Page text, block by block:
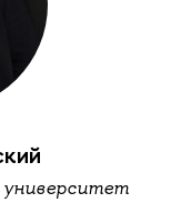
университет